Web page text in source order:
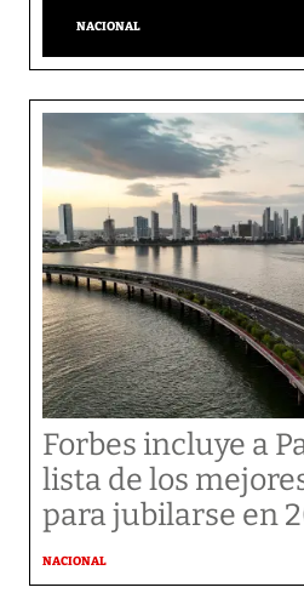
NACIONAL
Forbes incluye a
lista de los
para jubilarse en
NACIONAL